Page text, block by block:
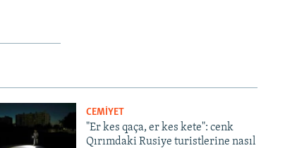
CEMİYET
"Er kes qaça, er kes kete": cenk
Qırımdaki Rusiye turistlerine nasıl